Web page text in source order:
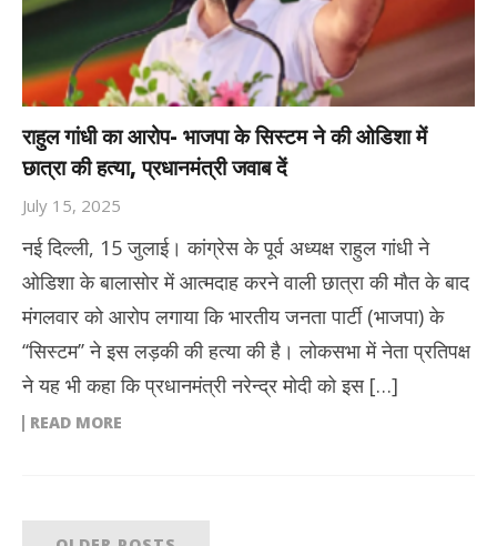
राहुल गांधी का आरोप- भाजपा के सिस्टम ने की ओडिशा में
छात्रा की हत्या, प्रधानमंत्री जवाब दें
July 15, 2025
नई दिल्ली, 15 जुलाई। कांग्रेस के पूर्व अध्यक्ष राहुल गांधी ने
ओडिशा के बालासोर में आत्मदाह करने वाली छात्रा की मौत के बाद
मंगलवार को आरोप लगाया कि भारतीय जनता पार्टी (भाजपा) के
‘‘सिस्टम’’ ने इस लड़की की हत्या की है। लोकसभा में नेता प्रतिपक्ष
ने यह भी कहा कि प्रधानमंत्री नरेन्द्र मोदी को इस […]
READ MORE